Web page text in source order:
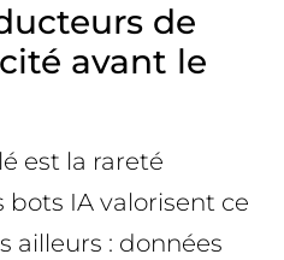
de
avant le
est la rareté
IA valorisent ce
ailleurs : données